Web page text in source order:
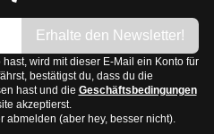
Erhalte den Newsletter!
wird mit dieser E-Mail ein Konto für
bestätigst du, dass du die
hast und die Geschäftsbedingungen
akzeptierst.
abmelden (aber hey, besser nicht).